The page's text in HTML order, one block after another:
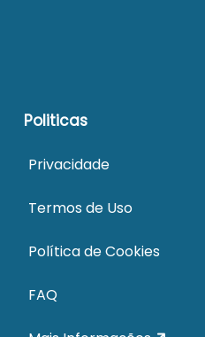
Politicas
Privacidade
Termos de Uso
Política de Cookies
FAQ